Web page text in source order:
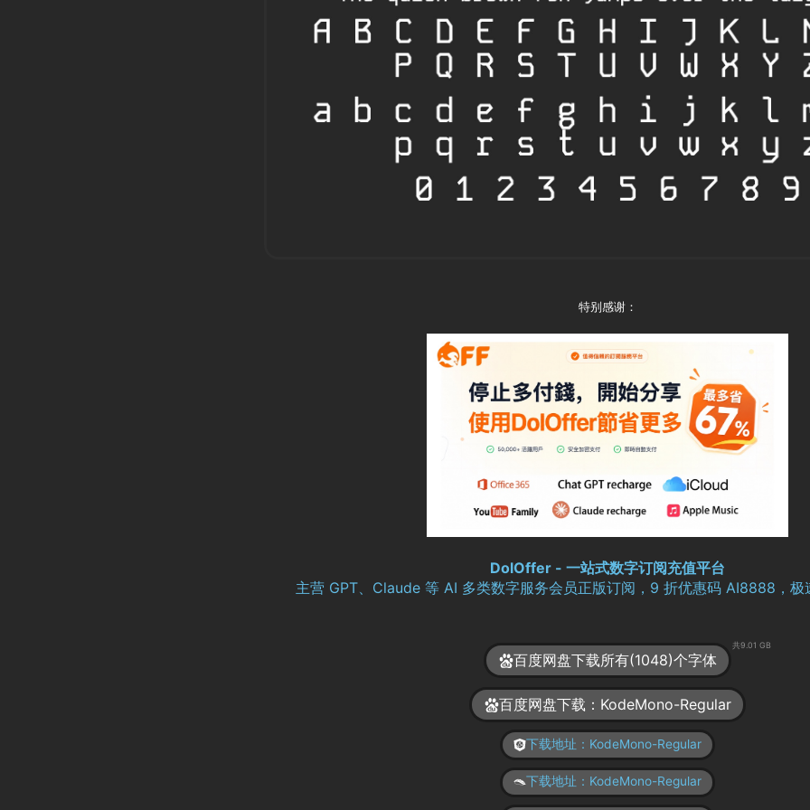
特别感谢：
DolOffer - 一站式数字订阅充值平台
主营 GPT、Claude 等 AI 多类数字服务会员正版订阅，9 折优惠码 AI8888，极
百度网盘下载所有(1048)个字体
共9.01 GB
百度网盘下载：KodeMono-Regular
下载地址：KodeMono-Regular
下载地址：KodeMono-Regular